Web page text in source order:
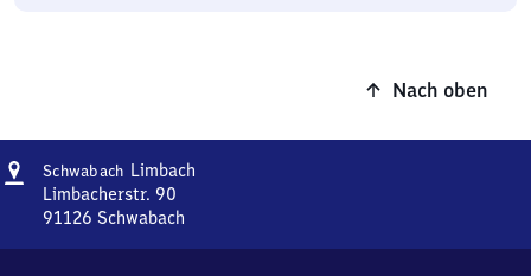
Nach oben
Adresse
Schwabach Limbach
Limbacherstr. 90
91126 Schwabach